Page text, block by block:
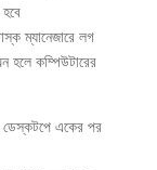
ম্যানেজারে লগ
কম্পিউটারের
ডেস্কটপে একের পর